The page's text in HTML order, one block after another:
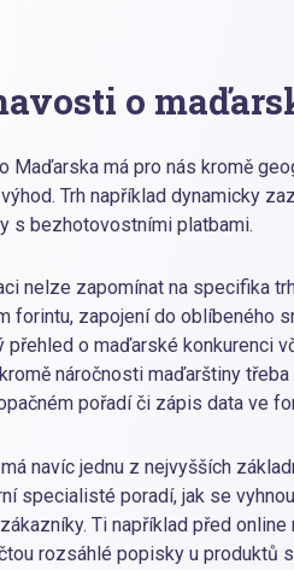
o
Maďarska má pro nás kromě
Trh například dynamicky
s bezhotovostními platbami.
nelze zapomínat na specifika
forintu, zapojení do oblíbeného
přehled o maďarské konkurenci
náročnosti maďarštiny
pořadí či zápis data ve
navíc jednu z nejvyšších
specialisté poradí, jak se
Ti například před
rozsáhlé popisky u produktů